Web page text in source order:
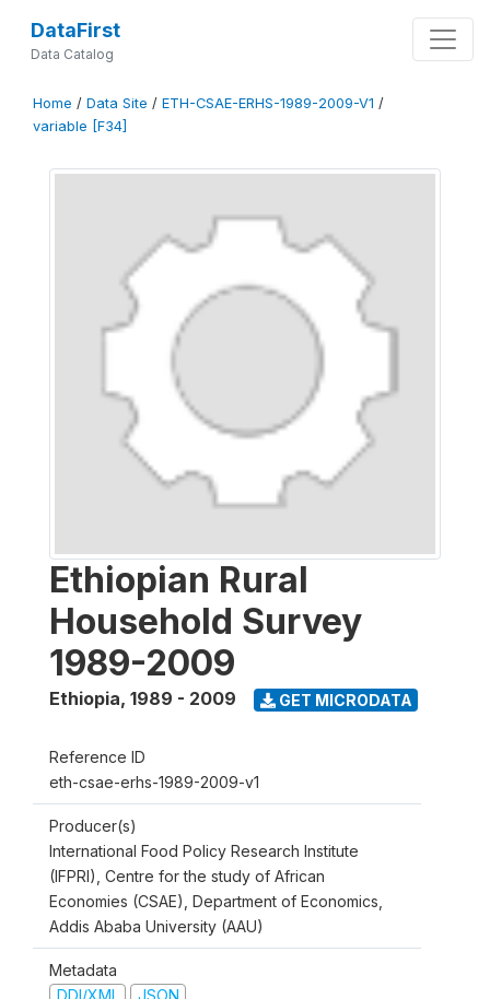
DataFirst
Data Catalog
Home / Data Site / ETH-CSAE-ERHS-1989-2009-V1 /
variable [F34]
Ethiopian Rural
Household Survey
1989-2009
Ethiopia, 1989 - 2009 GET MICRODATA
Reference ID
eth-csae-erhs-1989-2009-v1
Producer(s)
International Food Policy Research Institute
(IFPRI), Centre for the study of African
Economies (CSAE), Department of Economics,
Addis Ababa University (AAU)
Metadata
DDI/XML
JSON